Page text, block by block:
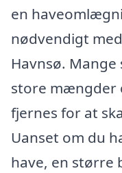
en
nødvendigt
Havnsø.
store mængder
fjernes for at
Uanset om du
have, en større